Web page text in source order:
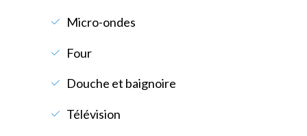
Micro-ondes
Four
Douche et baignoire
Télévision